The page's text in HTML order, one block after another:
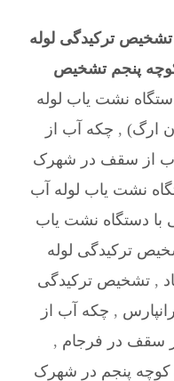
ترکیدگی لوله
پنجم تشخیص
نشت یاب لوله
, چکه آب از
از سقف در شهرک
نشت یاب لوله آب
با دستگاه نشت یاب
ترکیدگی لوله
,تشخیص ترکیدگی
, چکه آب از
سقف در فرجام ,
کوچه پنجم در شهرک